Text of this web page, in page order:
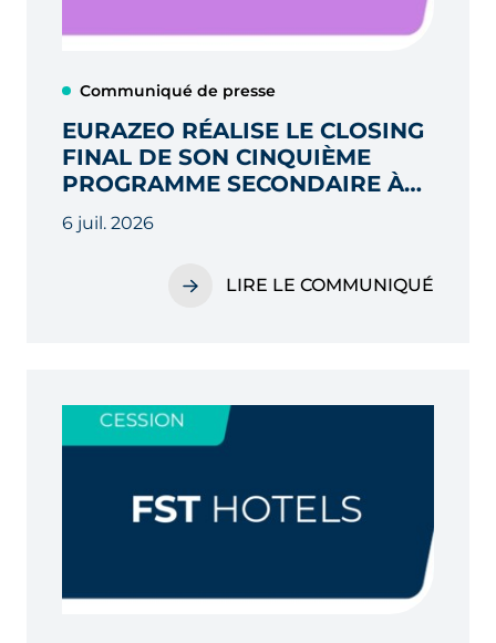
Communiqué de presse
EURAZEO RÉALISE LE CLOSING
FINAL DE SON CINQUIÈME
PROGRAMME SECONDAIRE À
2,3 MILLIARDS D’EUROS, AU-
DELÀ DE SON OBJECTIF INITIAL
6 juil. 2026
LIRE LE COMMUNIQUÉ